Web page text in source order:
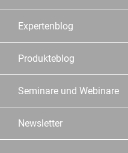
Expertenblog
Produkteblog
Seminare und Webinare
Newsletter